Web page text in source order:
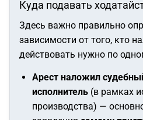
Куда подавать
Здесь важно правильно
зависимости от того, кто
действовать нужно по
Арест наложил
исполнитель (в рамках
производства) —